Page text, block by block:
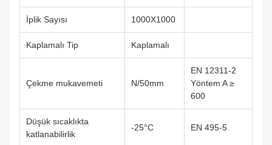
İplik Sayısı 1000X1000
Kaplamalı Tip Kaplamalı
Çekme mukavemeti N/50mm
EN 12311-2
Yöntem A ≥
600
Düşük sıcaklıkta
katlanabilirlik
-25°C EN 495-5